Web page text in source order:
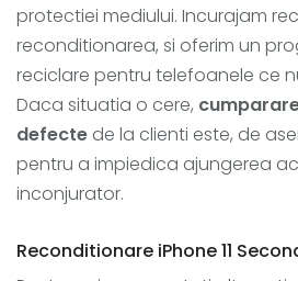
protectiei mediului. Incurajam
reconditionarea, si oferim un
reciclare pentru telefoanele ce
Daca situatia o cere,
defecte de la clienti este, de
pentru a impiedica ajungerea
inconjurator.
Reconditionare iPhone 11